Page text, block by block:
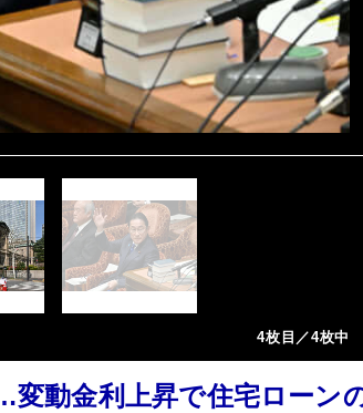
4枚目／4枚中
動金利上昇で住宅ローン